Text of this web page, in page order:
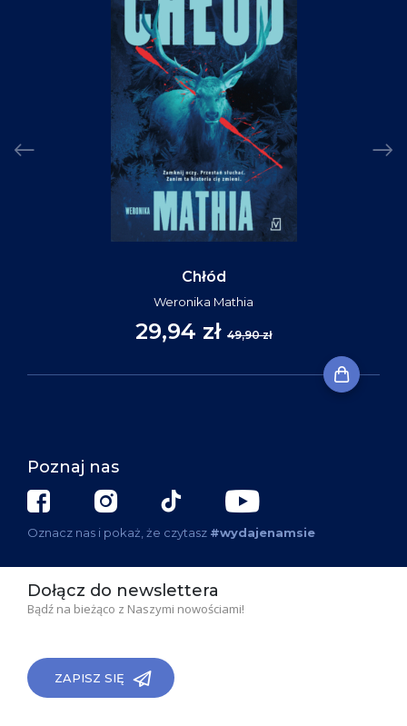
Chłód
Weronika Mathia
29,94 zł 49,90 zł
Poznaj nas
Oznacz nas i pokaż, że czytasz #wydajenamsie
Dołącz do newslettera
Bądź na bieżąco z Naszymi nowościami!
ZAPISZ SIĘ